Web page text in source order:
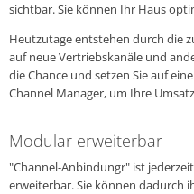
sichtbar. Sie können Ihr Haus
Heutzutage entstehen durch die
auf neue Vertriebskanäle und
die Chance und setzen Sie auf
Channel Manager, um Ihre
Modular erweiterbar
"Channel-Anbindungr" ist
erweiterbar. Sie können dadurch